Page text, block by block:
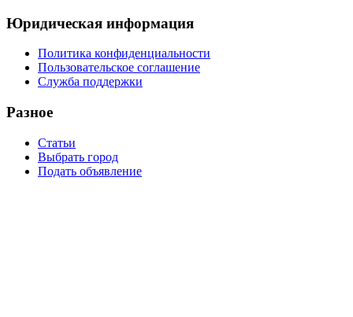
Юридическая информация
Политика конфиденциальности
Пользовательское соглашение
Служба поддержки
Разное
Статьи
Выбрать город
Подать объявление